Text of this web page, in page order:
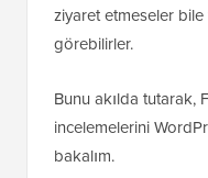
ziyaret etmeseler bile
görebilirler.
Bunu akılda tutarak,
incelemelerini
bakalım.